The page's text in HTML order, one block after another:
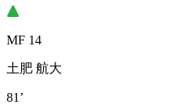
MF 14
土肥 航大
81’